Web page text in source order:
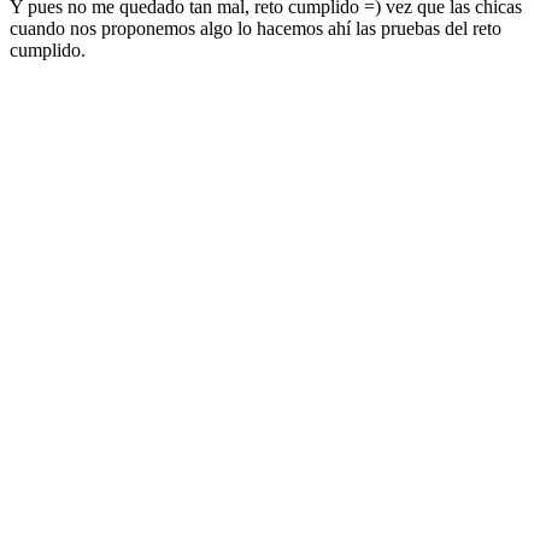
Y pues no me quedado tan mal, reto cumplido =) vez que las chicas
cuando nos proponemos algo lo hacemos ahí las pruebas del reto
cumplido.